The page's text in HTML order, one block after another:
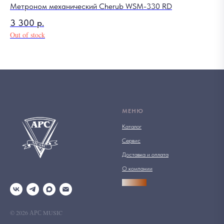
Метроном механический Cherub WSM-330 RD
3 300 р.
Out of stock
© 2026 АРС MUSIC
МЕНЮ
Каталог
Сервис
Доставка и оплата
О компании